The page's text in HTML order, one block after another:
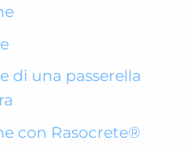
di una passerella
con Rasocrete®